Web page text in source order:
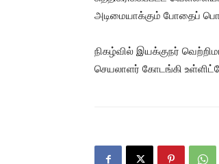
அடிமையாக்கும் போதைப்
நிகழ்வில் இயக்குநர்
செயலாளர் கோடங்கி